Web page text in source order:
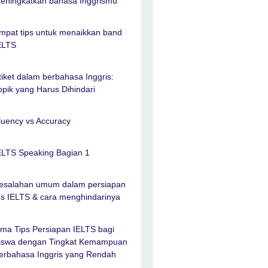
tips untuk menaikkan band
dalam berbahasa Inggris:
yang Harus Dihindari
vs Accuracy
Speaking Bagian 1
umum dalam persiapan
IELTS & cara menghindarinya
Tips Persiapan IELTS bagi
dengan Tingkat Kemampuan
Inggris yang Rendah